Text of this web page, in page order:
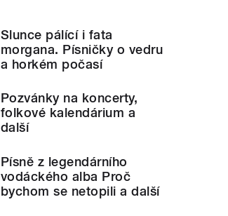
Slunce pálící i fata
morgana. Písničky o vedru
a horkém počasí
Pozvánky na koncerty,
folkové kalendárium a
další
Písně z legendárního
vodáckého alba Proč
bychom se netopili a další